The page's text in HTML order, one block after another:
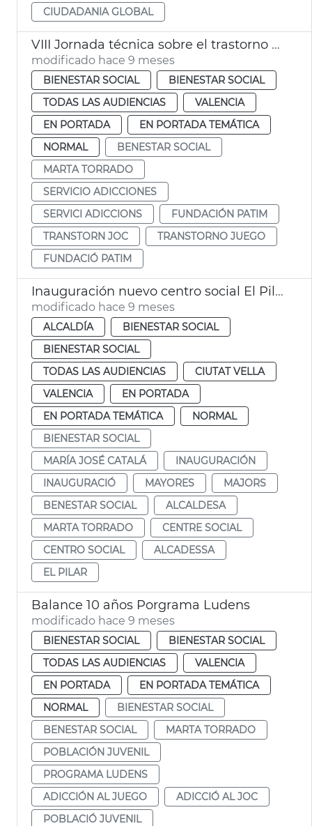
CIUDADANIA GLOBAL
VIII Jornada técnica sobre el trastorno por el juego
modificado hace 9 meses
BIENESTAR SOCIAL
BIENESTAR SOCIAL
TODAS LAS AUDIENCIAS
VALENCIA
EN PORTADA
EN PORTADA TEMÁTICA
NORMAL
BENESTAR SOCIAL
MARTA TORRADO
SERVICIO ADICCIONES
SERVICI ADICCIONS
FUNDACIÓN PATIM
TRANSTORN JOC
TRANSTORNO JUEGO
FUNDACIÓ PATIM
Inauguración nuevo centro social El Pilar
modificado hace 9 meses
ALCALDÍA
BIENESTAR SOCIAL
BIENESTAR SOCIAL
TODAS LAS AUDIENCIAS
CIUTAT VELLA
VALENCIA
EN PORTADA
EN PORTADA TEMÁTICA
NORMAL
BIENESTAR SOCIAL
MARÍA JOSÉ CATALÁ
INAUGURACIÓN
INAUGURACIÓ
MAYORES
MAJORS
BENESTAR SOCIAL
ALCALDESA
MARTA TORRADO
CENTRE SOCIAL
CENTRO SOCIAL
ALCADESSA
EL PILAR
Balance 10 años Porgrama Ludens
modificado hace 9 meses
BIENESTAR SOCIAL
BIENESTAR SOCIAL
TODAS LAS AUDIENCIAS
VALENCIA
EN PORTADA
EN PORTADA TEMÁTICA
NORMAL
BIENESTAR SOCIAL
BENESTAR SOCIAL
MARTA TORRADO
POBLACIÓN JUVENIL
PROGRAMA LUDENS
ADICCIÓN AL JUEGO
ADICCIÓ AL JOC
POBLACIÓ JUVENIL